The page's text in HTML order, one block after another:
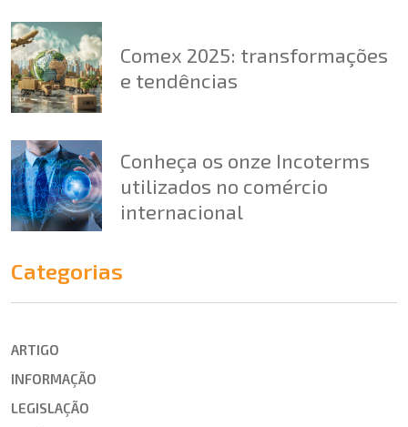
Comex 2025: transformações
e tendências
Conheça os onze Incoterms
utilizados no comércio
internacional
Categorias
ARTIGO
INFORMAÇÃO
LEGISLAÇÃO